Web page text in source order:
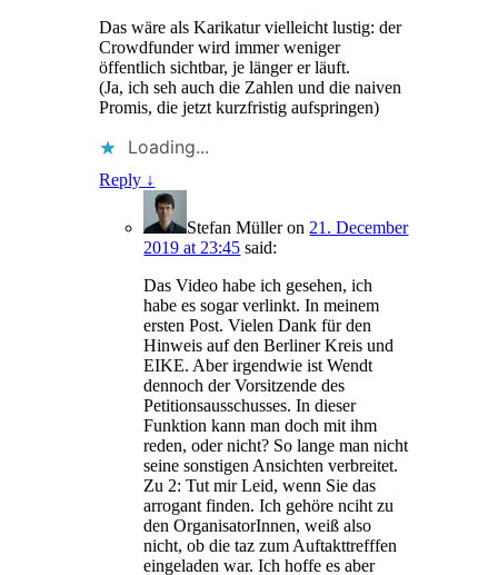
Das wäre als Karikatur vielleicht lustig: der
Crowdfunder wird immer weniger
öffentlich sichtbar, je länger er läuft.
(Ja, ich seh auch die Zahlen und die naiven
Promis, die jetzt kurzfristig aufspringen)
Loading...
Reply ↓
Stefan Mülleron 21. December
2019 at 23:45 said:
Das Video habe ich gesehen, ich
habe es sogar verlinkt. In meinem
ersten Post. Vielen Dank für den
Hinweis auf den Berliner Kreis und
EIKE. Aber irgendwie ist Wendt
dennoch der Vorsitzende des
Petitionsausschusses. In dieser
Funktion kann man doch mit ihm
reden, oder nicht? So lange man nicht
seine sonstigen Ansichten verbreitet.
Zu 2: Tut mir Leid, wenn Sie das
arrogant finden. Ich gehöre nciht zu
den OrganisatorInnen, weiß also
nicht, ob die taz zum Auftakttrefffen
eingeladen war. Ich hoffe es aber